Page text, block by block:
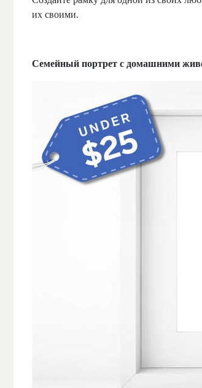
их своими.
Семейный портрет с домашними